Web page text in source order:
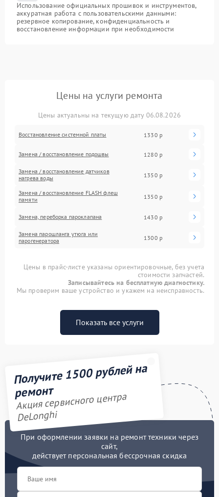
Использование официальных прошивок и инструментов,
аккуратная работа с пользовательскими данными:
резервное копирование, конфиденциальность и
восстановление информации при необходимости
Цены на услуги ремонта
Цены актуальны на текущую дату 06.08.2026
Восстановление системной платы 1330 р
Замена / восстановление подошвы 1280 р
Замена / восстановление датчиков
нагрева воды
1350 р
Замена / восстановление FLASH флеш
памяти
1350 р
Замена, переборка пароклапана 1430 р
Замена парошланга утюга или
парогенератора
1300 р
Цены в прайс-листе указаны ориентировочные, без учета
стоимости запчастей.
Записывайтесь на бесплатную диагностику.
Мы проверим ваше устройство и укажем на неисправность.
Показать все услуги
Получите 1500 рублей на
ремонт
Акция сервисного центра
DeLonghi
При оформлении заявки на ремонт техники через
сайт,
действует персональная бессрочная скидка